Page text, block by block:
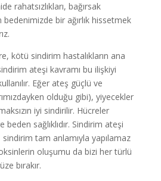
rahatsızlıkları, bağırsak
bir ağırlık hissetmek
kötü sindirim hastalıkların ana
ateşi kavramı bu ilişkiyi
Eğer ateş güçlü ve
olduğu gibi), yiyecekler
iyi sindirilir. Hücreler
beden sağlıklıdır. Sindirim ateşi
sindirim tam anlamıyla yapılamaz
oluşumu da bizi her türlü
bırakır.